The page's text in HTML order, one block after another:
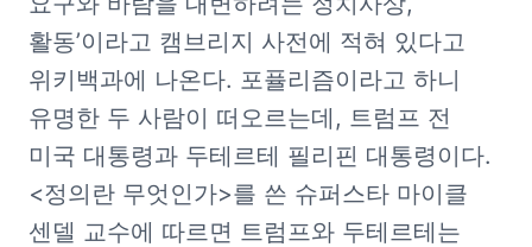
활동’이라고 캠브리지 사전에 적혀 있다고
위키백과에 나온다. 포퓰리즘이라고 하니
유명한 두 사람이 떠오르는데, 트럼프 전
미국 대통령과 두테르테 필리핀 대통령이다.
<정의란 무엇인가>를 쓴 슈퍼스타 마이클
센델 교수에 따르면 트럼프와 두테르테는